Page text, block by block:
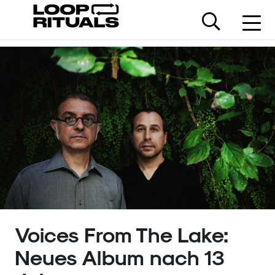
Voices From The Lake:
Neues Album nach 13